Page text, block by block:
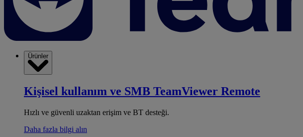
Ürünler
Kişisel kullanım ve SMB TeamViewer Remote
Hızlı ve güvenli uzaktan erişim ve BT desteği.
Daha fazla bilgi alın